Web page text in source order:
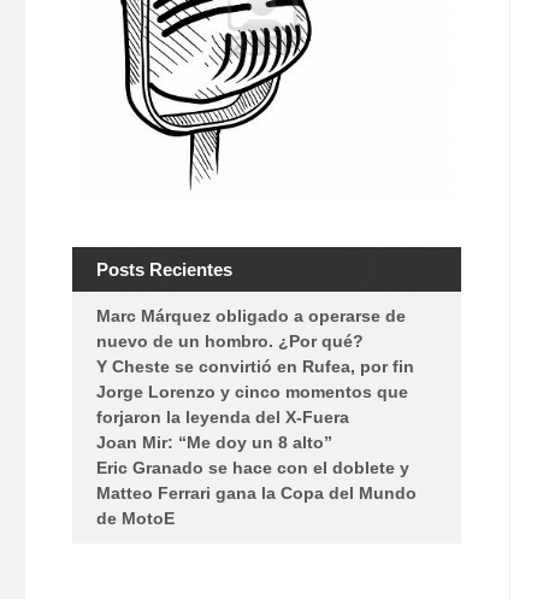
Posts Recientes
Marc Márquez obligado a operarse de
nuevo de un hombro. ¿Por qué?
Y Cheste se convirtió en Rufea, por fin
Jorge Lorenzo y cinco momentos que
forjaron la leyenda del X-Fuera
Joan Mir: “Me doy un 8 alto”
Eric Granado se hace con el doblete y
Matteo Ferrari gana la Copa del Mundo
de MotoE